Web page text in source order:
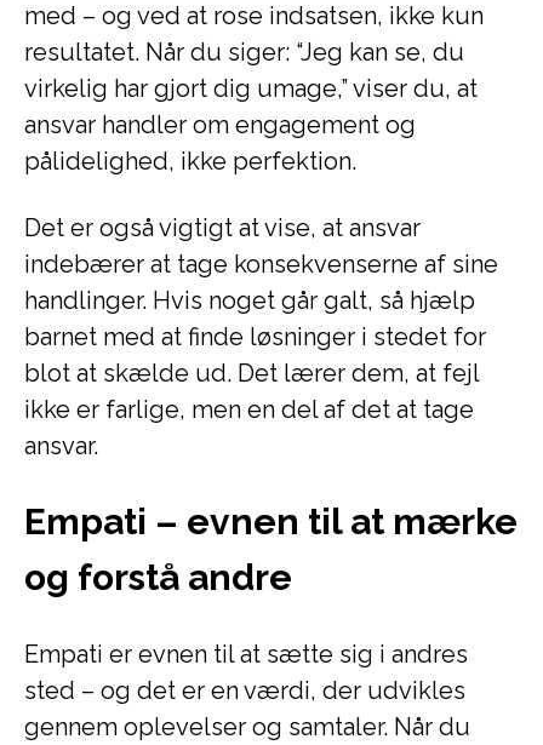
med – og ved at rose indsatsen, ikke kun
resultatet. Når du siger: “Jeg kan se, du
virkelig har gjort dig umage,” viser du, at
ansvar handler om engagement og
pålidelighed, ikke perfektion.
Det er også vigtigt at vise, at ansvar
indebærer at tage konsekvenserne af sine
handlinger. Hvis noget går galt, så hjælp
barnet med at finde løsninger i stedet for
blot at skælde ud. Det lærer dem, at fejl
ikke er farlige, men en del af det at tage
ansvar.
Empati – evnen til at mærke
og forstå andre
Empati er evnen til at sætte sig i andres
sted – og det er en værdi, der udvikles
gennem oplevelser og samtaler. Når du